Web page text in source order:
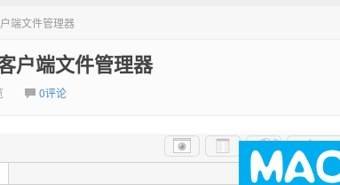
端文件管理器
户端文件管理器
0评论